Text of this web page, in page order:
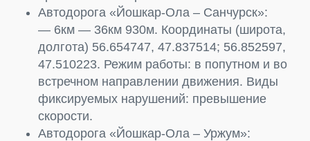
Автодорога «Йошкар-Ола – Санчурск»:
— 6км — 36км 930м. Координаты (широта,
долгота) 56.654747, 47.837514; 56.852597,
47.510223. Режим работы: в попутном и во
встречном направлении движения. Виды
фиксируемых нарушений: превышение
скорости.
Автодорога «Йошкар-Ола – Уржум»: